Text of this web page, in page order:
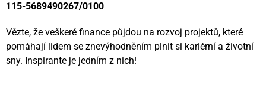
115-5689490267/0100
Vězte, že veškeré finance půjdou na rozvoj projektů, které
pomáhají lidem se znevýhodněním plnit si kariérní a životní
sny. Inspirante je jedním z nich!